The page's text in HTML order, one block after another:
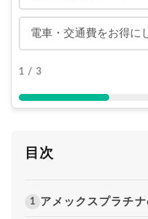
電車・交通費をお得に
1 / 3
目次
1 アメックスプラチ